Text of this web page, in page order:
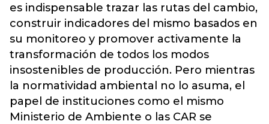
es indispensable trazar las rutas del cambio,
construir indicadores del mismo basados en
su monitoreo y promover activamente la
transformación de todos los modos
insostenibles de producción. Pero mientras
la normatividad ambiental no lo asuma, el
papel de instituciones como el mismo
Ministerio de Ambiente o las CAR se